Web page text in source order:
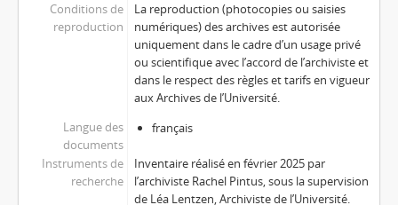
Conditions de
reproduction
La reproduction (photocopies ou saisies
numériques) des archives est autorisée
uniquement dans le cadre d’un usage privé
ou scientifique avec l’accord de l’archiviste et
dans le respect des règles et tarifs en vigueur
aux Archives de l’Université.
Langue des
documents
français
Instruments de
recherche
Inventaire réalisé en février 2025 par
l’archiviste Rachel Pintus, sous la supervision
de Léa Lentzen, Archiviste de l’Université.